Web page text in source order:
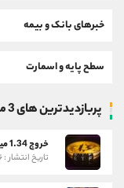
خبرهای بانک و بیمه
سطح پایه و اسمارت
پربازدیدترین های 3 ماه گذشته
خروج 1.34 میلیارد دلار از ETF های بیت کوین در یک هفته
تاریخ انتشار : ۶ تیر ۱۴۰۵